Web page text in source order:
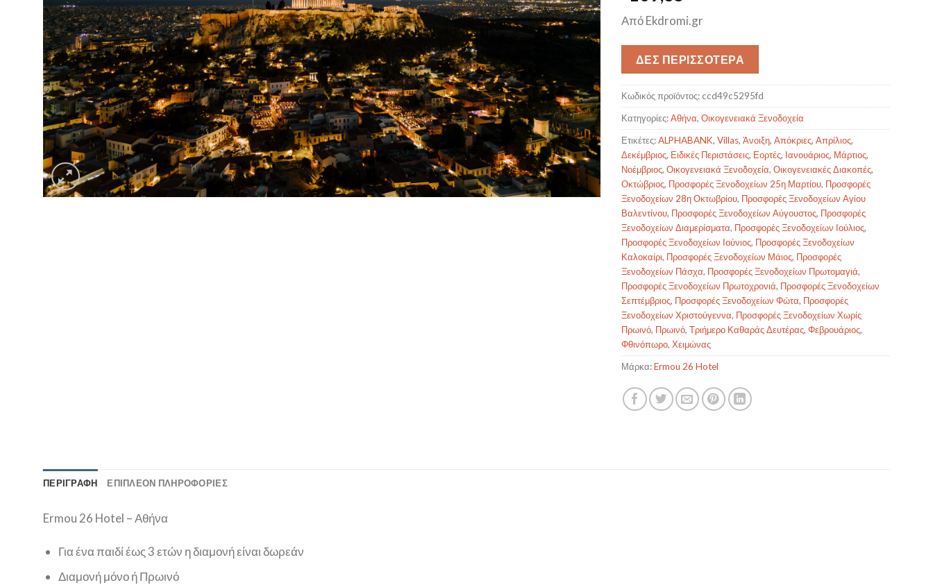
Από Ekdromi.gr
ΔΕΣ ΠΕΡΙΣΣΟΤΕΡΑ
Κωδικός προϊόντος: ccd49c5295fd
Κατηγορίες:Αθήνα,Οικογενειακά Ξενοδοχεία
Ετικέτες:ALPHABANK,Villas,Άνοιξη,Απόκριες,Απρίλιος,
Δεκέμβριος, Ειδικές Περιστάσεις, Εορτές, Ιανουάριος, Μάρτιος,
Νοέμβριος,Οικογενειακά Ξενοδοχεία,Οικογενειακές Διακοπές,
Οκτώβριος, Προσφορές Ξενοδοχείων 25η Μαρτίου, Προσφορές
Ξενοδοχείων 28η Οκτωβρίου, Προσφορές Ξενοδοχείων Αγίου
Βαλεντίνου, Προσφορές Ξενοδοχείων Αύγουστος, Προσφορές
Ξενοδοχείων Διαμερίσματα, Προσφορές Ξενοδοχείων Ιούλιος,
Προσφορές Ξενοδοχείων Ιούνιος, Προσφορές Ξενοδοχείων
Καλοκαίρι, Προσφορές Ξενοδοχείων Μάιος, Προσφορές
Ξενοδοχείων Πάσχα, Προσφορές Ξενοδοχείων Πρωτομαγιά,
Προσφορές Ξενοδοχείων Πρωτοχρονιά, Προσφορές Ξενοδοχείων
Σεπτέμβριος, Προσφορές Ξενοδοχείων Φώτα, Προσφορές
Ξενοδοχείων Χριστούγεννα, Προσφορές Ξενοδοχείων Χωρίς
Πρωινό, Πρωινό,Τριήμερο Καθαράς Δευτέρας,Φεβρουάριος,
Φθινόπωρο,Χειμώνας
Μάρκα:Ermou 26 Hotel
ΠΕΡΙΓΡΑΦΉ ΕΠΙΠΛΈΟΝ ΠΛΗΡΟΦΟΡΊΕΣ
Ermou 26 Hotel – Αθήνα
Για ένα παιδί έως 3 ετών η διαμονή είναι δωρεάν
Διαμονή μόνο ή Πρωινό